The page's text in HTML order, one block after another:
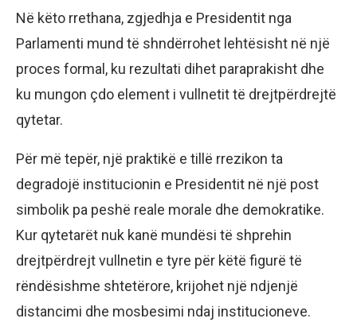
Në këto rrethana, zgjedhja e Presidentit nga
Parlamenti mund të shndërrohet lehtësisht në një
proces formal, ku rezultati dihet paraprakisht dhe
ku mungon çdo element i vullnetit të drejtpërdrejtë
qytetar.
Për më tepër, një praktikë e tillë rrezikon ta
degradojë institucionin e Presidentit në një post
simbolik pa peshë reale morale dhe demokratike.
Kur qytetarët nuk kanë mundësi të shprehin
drejtpërdrejt vullnetin e tyre për këtë figurë të
rëndësishme shtetërore, krijohet një ndjenjë
distancimi dhe mosbesimi ndaj institucioneve.